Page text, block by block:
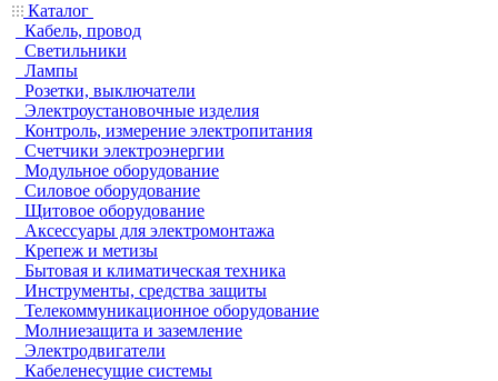
Каталог
Кабель, провод
Светильники
Лампы
Розетки, выключатели
Электроустановочные изделия
Контроль, измерение электропитания
Счетчики электроэнергии
Модульное оборудование
Силовое оборудование
Щитовое оборудование
Аксессуары для электромонтажа
Крепеж и метизы
Бытовая и климатическая техника
Инструменты, средства защиты
Телекоммуникационное оборудование
Молниезащита и заземление
Электродвигатели
Кабеленесущие системы